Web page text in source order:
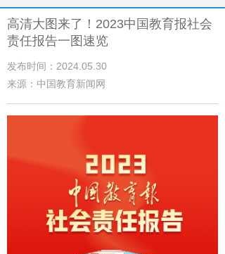
高清大图来了！2023中国教育报社会
责任报告一图速览
发布时间：2024.05.30
来源：中国教育新闻网